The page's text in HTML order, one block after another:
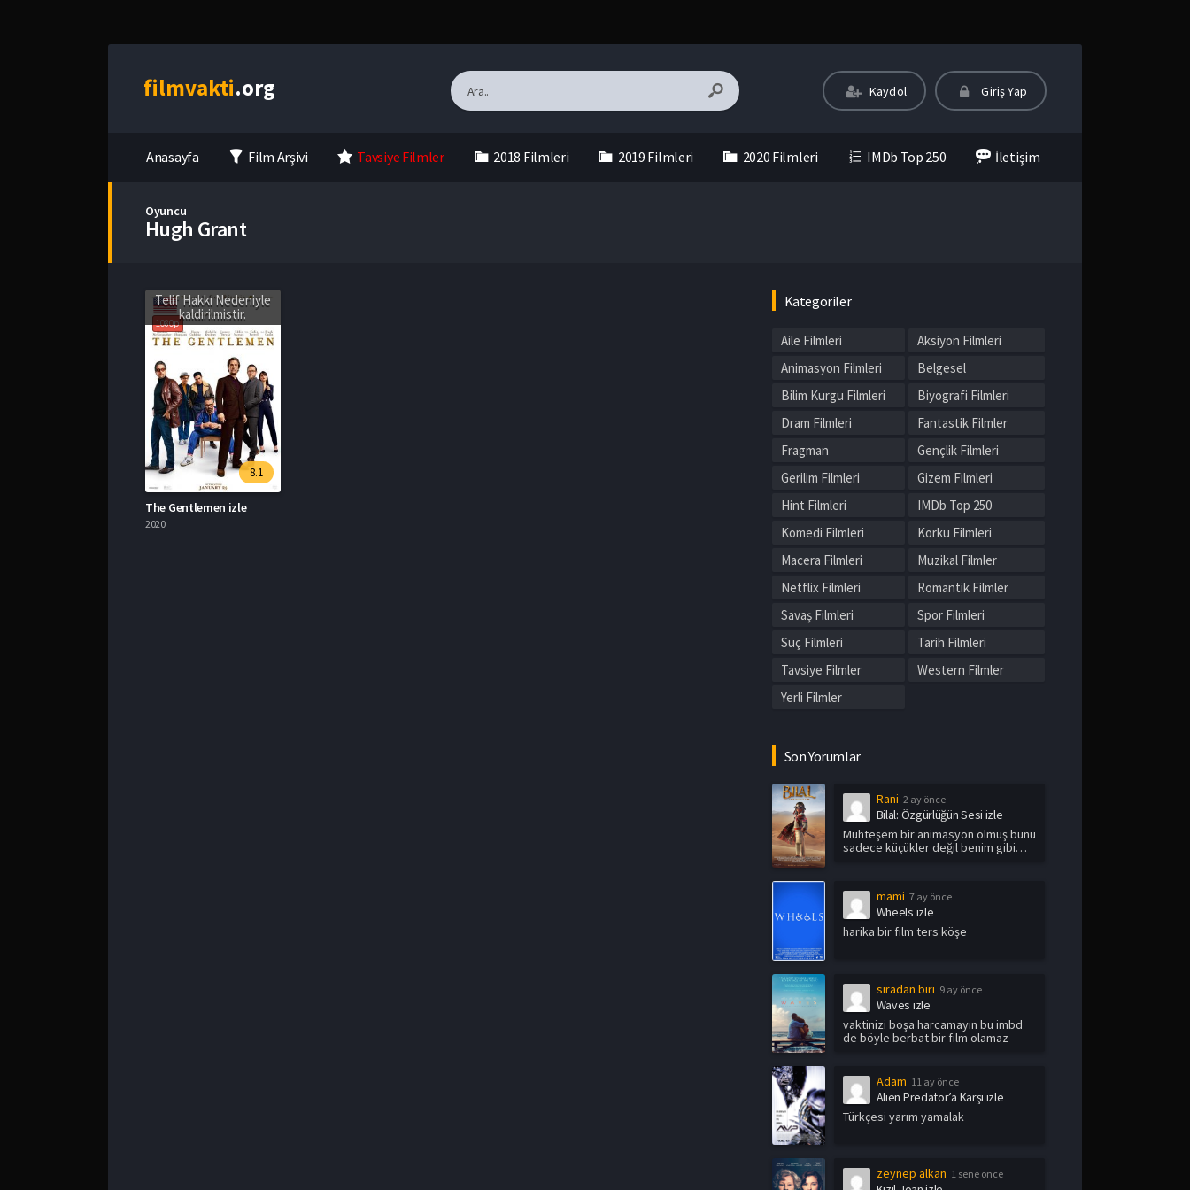
filmvakti.org Kaydol Giriş Yap
Anasayfa Film Arşivi Tavsiye Filmler 2018 Filmleri 2019 Filmleri 2020 Filmleri IMDb Top 250 İletişim
Oyuncu
Hugh Grant
1080p
Telif Hakkı Nedeniyle
kaldirilmistir.
8.1
The Gentlemen izle
2020
Kategoriler
Aile Filmleri
Aksiyon Filmleri
Animasyon Filmleri
Belgesel
Bilim Kurgu Filmleri
Biyografi Filmleri
Dram Filmleri
Fantastik Filmler
Fragman
Gençlik Filmleri
Gerilim Filmleri
Gizem Filmleri
Hint Filmleri
IMDb Top 250
Komedi Filmleri
Korku Filmleri
Macera Filmleri
Muzikal Filmler
Netflix Filmleri
Romantik Filmler
Savaş Filmleri
Spor Filmleri
Suç Filmleri
Tarih Filmleri
Tavsiye Filmler
Western Filmler
Yerli Filmler
Son Yorumlar
Rani 2 ay önce
Bilal: Özgürlüğün Sesi izle
Muhteşem bir animasyon olmuş bunu
sadece küçükler değil benim gibi
mami 7 ay önce
Wheels izle
harika bir film ters köşe
sıradan biri 9 ay önce
Waves izle
vaktinizi boşa harcamayın bu imbd
de böyle berbat bir film olamaz
Adam 11 ay önce
Alien Predator’a Karşı izle
Türkçesi yarım yamalak
zeynep alkan 1 sene önce